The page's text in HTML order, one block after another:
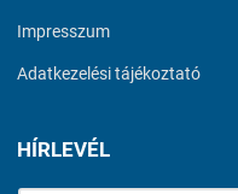
Impresszum
Adatkezelési tájékoztató
HÍRLEVÉL